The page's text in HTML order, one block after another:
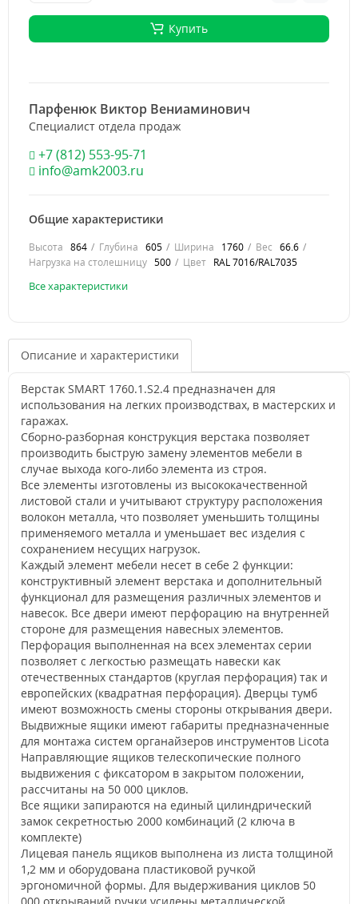
Купить
Парфенюк Виктор Вениаминович
Специалист отдела продаж
+7 (812) 553-95-71
info@amk2003.ru
Общие характеристики
Высота 864 Глубина 605 Ширина 1760 Вес 66.6
Нагрузка на столешницу 500 Цвет RAL 7016/RAL7035
Все характеристики
Описание и характеристики
Верстак SMART 1760.1.S2.4 предназначен для
использования на легких производствах, в мастерских и
гаражах.
Сборно-разборная конструкция верстака позволяет
производить быструю замену элементов мебели в
случае выхода кого-либо элемента из строя.
Все элементы изготовлены из высококачественной
листовой стали и учитывают структуру расположения
волокон металла, что позволяет уменьшить толщины
применяемого металла и уменьшает вес изделия с
сохранением несущих нагрузок.
Каждый элемент мебели несет в себе 2 функции:
конструктивный элемент верстака и дополнительный
функционал для размещения различных элементов и
навесок. Все двери имеют перфорацию на внутренней
стороне для размещения навесных элементов.
Перфорация выполненная на всех элементах серии
позволяет с легкостью размещать навески как
отечественных стандартов (круглая перфорация) так и
европейских (квадратная перфорация). Дверцы тумб
имеют возможность смены стороны открывания двери.
Выдвижные ящики имеют габариты предназначенные
для монтажа систем органайзеров инструментов Licota
Направляющие ящиков телескопические полного
выдвижения с фиксатором в закрытом положении,
рассчитаны на 50 000 циклов.
Все ящики запираются на единый цилиндрический
замок секретностью 2000 комбинаций (2 ключа в
комплекте)
Лицевая панель ящиков выполнена из листа толщиной
1,2 мм и оборудована пластиковой ручкой
эргономичной формы. Для выдерживания циклов 50